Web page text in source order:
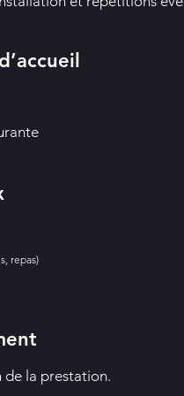
repas)
de la prestation.